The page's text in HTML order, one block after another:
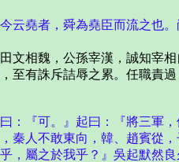
者，舜為堯臣而流之也。
相魏，公孫宰漢，誠知宰
有誅斥詰辱之累。任職責
『可。』起曰：『將三軍
秦人不敢東向，韓、趙賓從
屬之於我乎？』吳起默然